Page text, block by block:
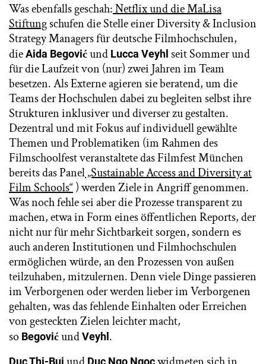
Was ebenfalls geschah:Netflix und die MaLisa
Stiftungschufen die Stelle einer Diversity & Inclusion
Strategy Managers für deutsche Filmhochschulen,
dieAida Begovićund Lucca Veyhl seit Sommer und
für die Laufzeit von (nur) zwei Jahren im Team
besetzen. Als Externe agieren sie beratend, um die
Teams der Hochschulen dabei zu begleiten selbst ihre
Strukturen inklusiver und diverser zu gestalten.
Dezentral und mit Fokus auf individuell gewählte
Themen und Problematiken (im Rahmen des
Filmschoolfest veranstaltete das Filmfest München
bereits das Panel„Sustainable Access and Diversity at
Film Schools“) werden Ziele in Angriff genommen.
Was noch fehle sei aber die Prozesse transparent zu
machen, etwa in Form eines öffentlichen Reports, der
nicht nur für mehr Sichtbarkeit sorgen, sondern es
auch anderen Institutionen und Filmhochschulen
ermöglichen würde, an den Prozessen von außen
teilzuhaben, mitzulernen. Denn viele Dinge passieren
im Verborgenen oder werden lieber im Verborgenen
gehalten, was das fehlende Einhalten oder Erreichen
von gesteckten Zielen leichter macht,
so BegovićundVeyhl.
Duc Thi-Bui Duc Ngo Ngoc